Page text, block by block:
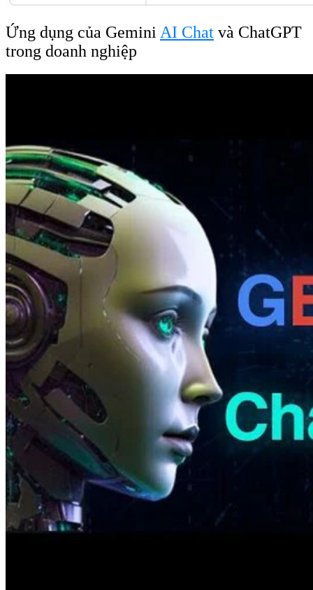
Ứng dụng của Gemini AI Chat và ChatGPT
trong doanh nghiệp